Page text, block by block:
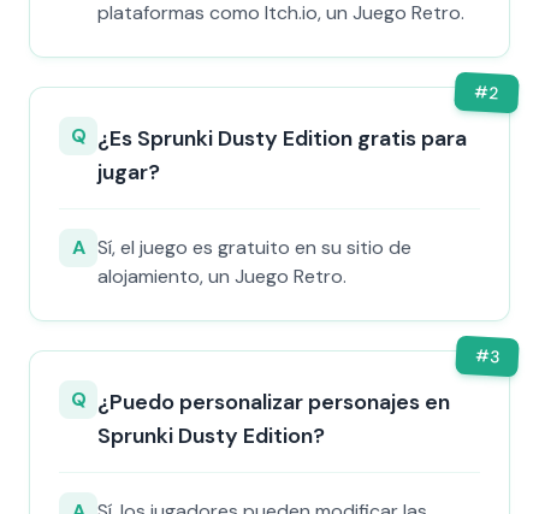
plataformas como Itch.io, un Juego Retro.
#2
Q ¿Es Sprunki Dusty Edition gratis para
jugar?
A Sí, el juego es gratuito en su sitio de
alojamiento, un Juego Retro.
#3
Q ¿Puedo personalizar personajes en
Sprunki Dusty Edition?